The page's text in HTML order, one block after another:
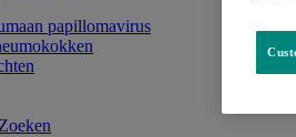
papillomavirus
Zoeken